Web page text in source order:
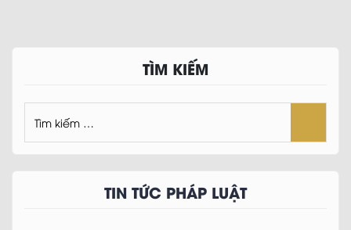
TÌM KIẾM
TIN TỨC PHÁP LUẬT